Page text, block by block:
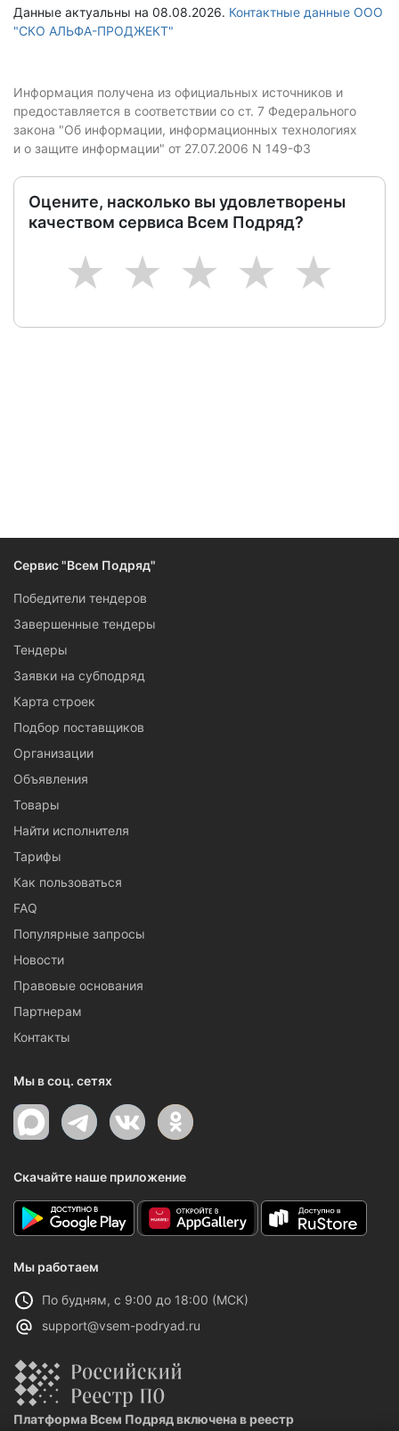
Данные актуальны на 08.08.2026. Контактные данные ООО
"СКО АЛЬФА-ПРОДЖЕКТ"
Информация получена из официальных источников и
предоставляется в соответствии со ст. 7 Федерального
закона "Об информации, информационных технологиях
и о защите информации" от 27.07.2006 N 149-ФЗ
Оцените, насколько вы удовлетворены
качеством сервиса Всем Подряд?
5
4
3
2
1
Сервис "Всем Подряд"
Победители тендеров
Завершенные тендеры
Тендеры
Заявки на субподряд
Карта строек
Подбор поставщиков
Организации
Объявления
Товары
Найти исполнителя
Тарифы
Как пользоваться
FAQ
Популярные запросы
Новости
Правовые основания
Партнерам
Контакты
Мы в соц. сетях
Скачайте наше приложение
Мы работаем
По будням, с 9:00 до 18:00 (МСК)
support@vsem-podryad.ru
Платформа Всем Подряд включена в реестр